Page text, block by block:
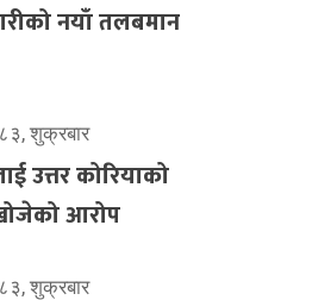
नयाँ तलबमान
शुक्रबार
उत्तर कोरियाको
आरोप
शुक्रबार